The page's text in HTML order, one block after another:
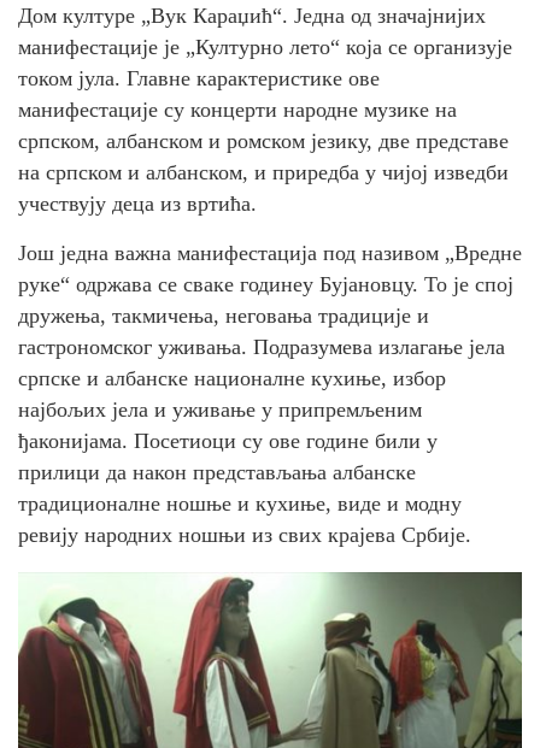
Дом културе „Вук Караџић“. Једна од значајнијих
манифестације је „Културно лето“ која се организује
током јула. Главне карактеристике ове
манифестације су концерти народне музике на
српском, албанском и ромском језику, две представе
на српском и албанском, и приредба у чијој изведби
учествују деца из вртића.
Још једна важна манифестација под називом „Вредне
руке“ одржава се сваке годинеу Бујановцу. То је спој
дружења, такмичења, неговања традиције и
гастрономског уживања. Подразумева излагање јела
српске и албанске националне кухиње, избор
најбољих јела и уживање у припремљеним
ђаконијама. Посетиоци су ове године били у
прилици да након представљања албанске
традиционалне ношње и кухиње, виде и модну
ревију народних ношњи из свих крајева Србије.